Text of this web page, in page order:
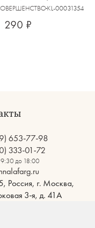
KL-00031354
290 ₽
653-77-98
333-01-72
до 18:00
Россия, г. Москва,
3-я, д. 41А